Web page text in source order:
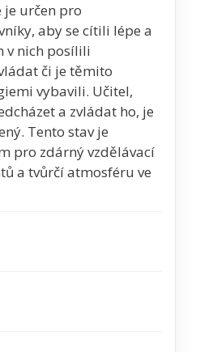
je určen pro
aby se cítili lépe a
v nich posílili
či je těmito
vybavili. Učitel,
a zvládat ho, je
Tento stav je
pro zdárný vzdělávací
a tvůrčí atmosféru ve